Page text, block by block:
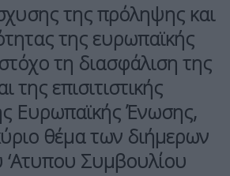
της πρόληψης και
της ευρωπαϊκής
τη διασφάλιση της
της επισιτιστικής
Ευρωπαϊκής Ένωσης,
θέμα των διήμερων
‘Ατυπου Συμβουλίου